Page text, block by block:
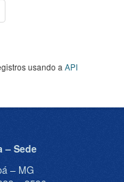
usando a API
– Sede
– MG